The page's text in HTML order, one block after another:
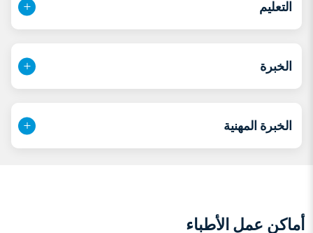
جامعة تورنتو عام ٢٠٠٨. وبعد عودته إلى الهند، عمل كعضو
هيئة تدريس واستشاري أمراض كلى في كلية بوشباجيري
ناجح لزراعة الكلى من متبرعين أحياء ومتوفين. كما أشرف
وبصفته أستاذاً ورئيساً للقسم، لم يقتصر دوره على التدريس
والتدريب لطلاب الدراسات العليا في أمراض الكلى، بل شارك
أيضاً في أبحاث أصلية أسفرت عن العديد من المنشورات في
بهاسكاران بيلاي دورٌ محوري في تأسيس قسم أمراض الكلى
التعليم
الخبرة
الخبرة المهنية
أماكن عمل الأطباء